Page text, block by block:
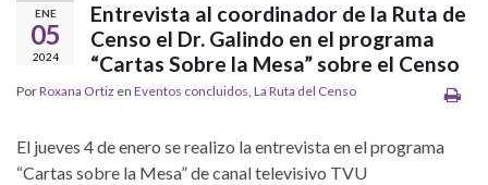
ENE
05
2024
Entrevista al coordinador de la Ruta de
Censo el Dr. Galindo en el programa
“Cartas Sobre la Mesa” sobre el Censo
PorRoxana Ortiz en Eventos concluidos, La Ruta del Censo
El jueves 4 de enero se realizo la entrevista en el programa
“Cartas sobre la Mesa” de canal televisivo TVU